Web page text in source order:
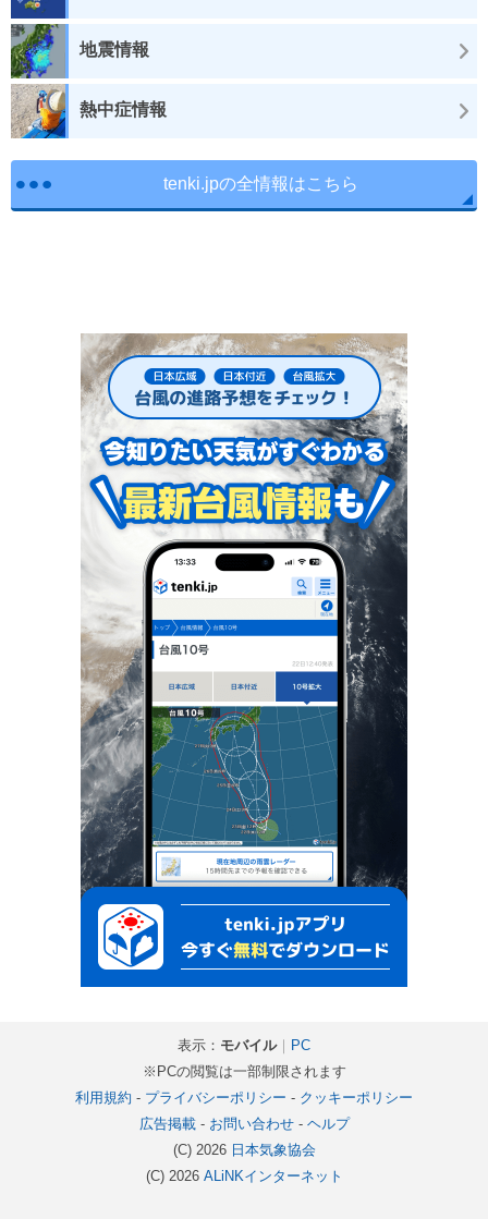
地震情報
熱中症情報
tenki.jpの全情報はこちら
表示： モバイル｜ PC
※PCの閲覧は一部制限されます
利用規約 - プライバシーポリシー - クッキーポリシー
広告掲載- お問い合わせ- ヘルプ
(C) 2026 日本気象協会
(C) 2026 ALiNKインターネット